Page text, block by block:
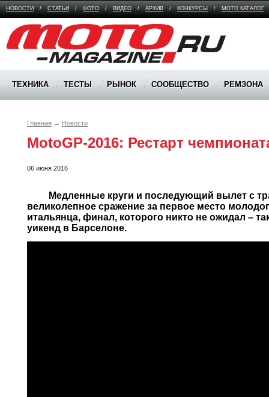
НОВОСТИ / СТАТЬИ / ФОТО / ВИДЕО / АРХИВ / КОНКУРСЫ / МОТО КАТАЛОГ
Moto Magazine
ТЕХНИКА ТЕСТЫ РЫНОК СООБЩЕСТВО РЕМЗОНА
Главная → Новости
MotoGP-2016: Рестарт
06 июня 2016
великолепное сражение за первое место
итальянца, финал, которого никто не ожидал –